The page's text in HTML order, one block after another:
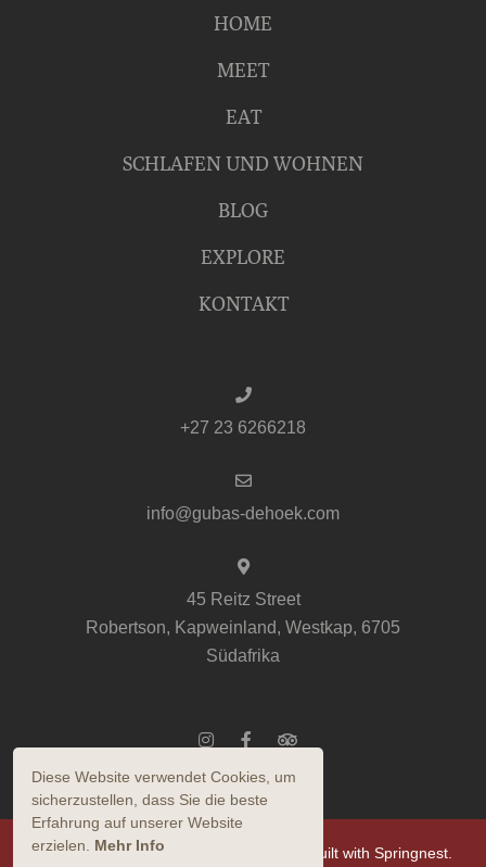
HOME
MEET
EAT
SCHLAFEN UND WOHNEN
BLOG
EXPLORE
KONTAKT
+27 23 6266218
info@gubas-dehoek.com
45 Reitz Street
Robertson, Kapweinland, Westkap, 6705
Südafrika
© Urheberrechte 2026 GuBas de Hoek. Built with Springnest.
Diese Website verwendet Cookies, um
sicherzustellen, dass Sie die beste
Erfahrung auf unserer Website
erzielen. Mehr Info